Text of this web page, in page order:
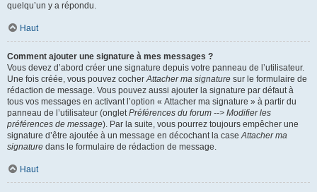
quelqu’un y a répondu.
Haut
Comment ajouter une signature à mes messages ?
Vous devez d’abord créer une signature depuis votre panneau de l’utilisateur.
Une fois créée, vous pouvez cocherAttacher ma signature sur le formulaire de
rédaction de message. Vous pouvez aussi ajouter la signature par défaut à
tous vos messages en activant l’option « Attacher ma signature » à partir du
panneau de l’utilisateur (ongletPréférences du forum --> Modifier les
préférences de message). Par la suite, vous pourrez toujours empêcher une
signature d’être ajoutée à un message en décochant la caseAttacher ma
signature dans le formulaire de rédaction de message.
Haut